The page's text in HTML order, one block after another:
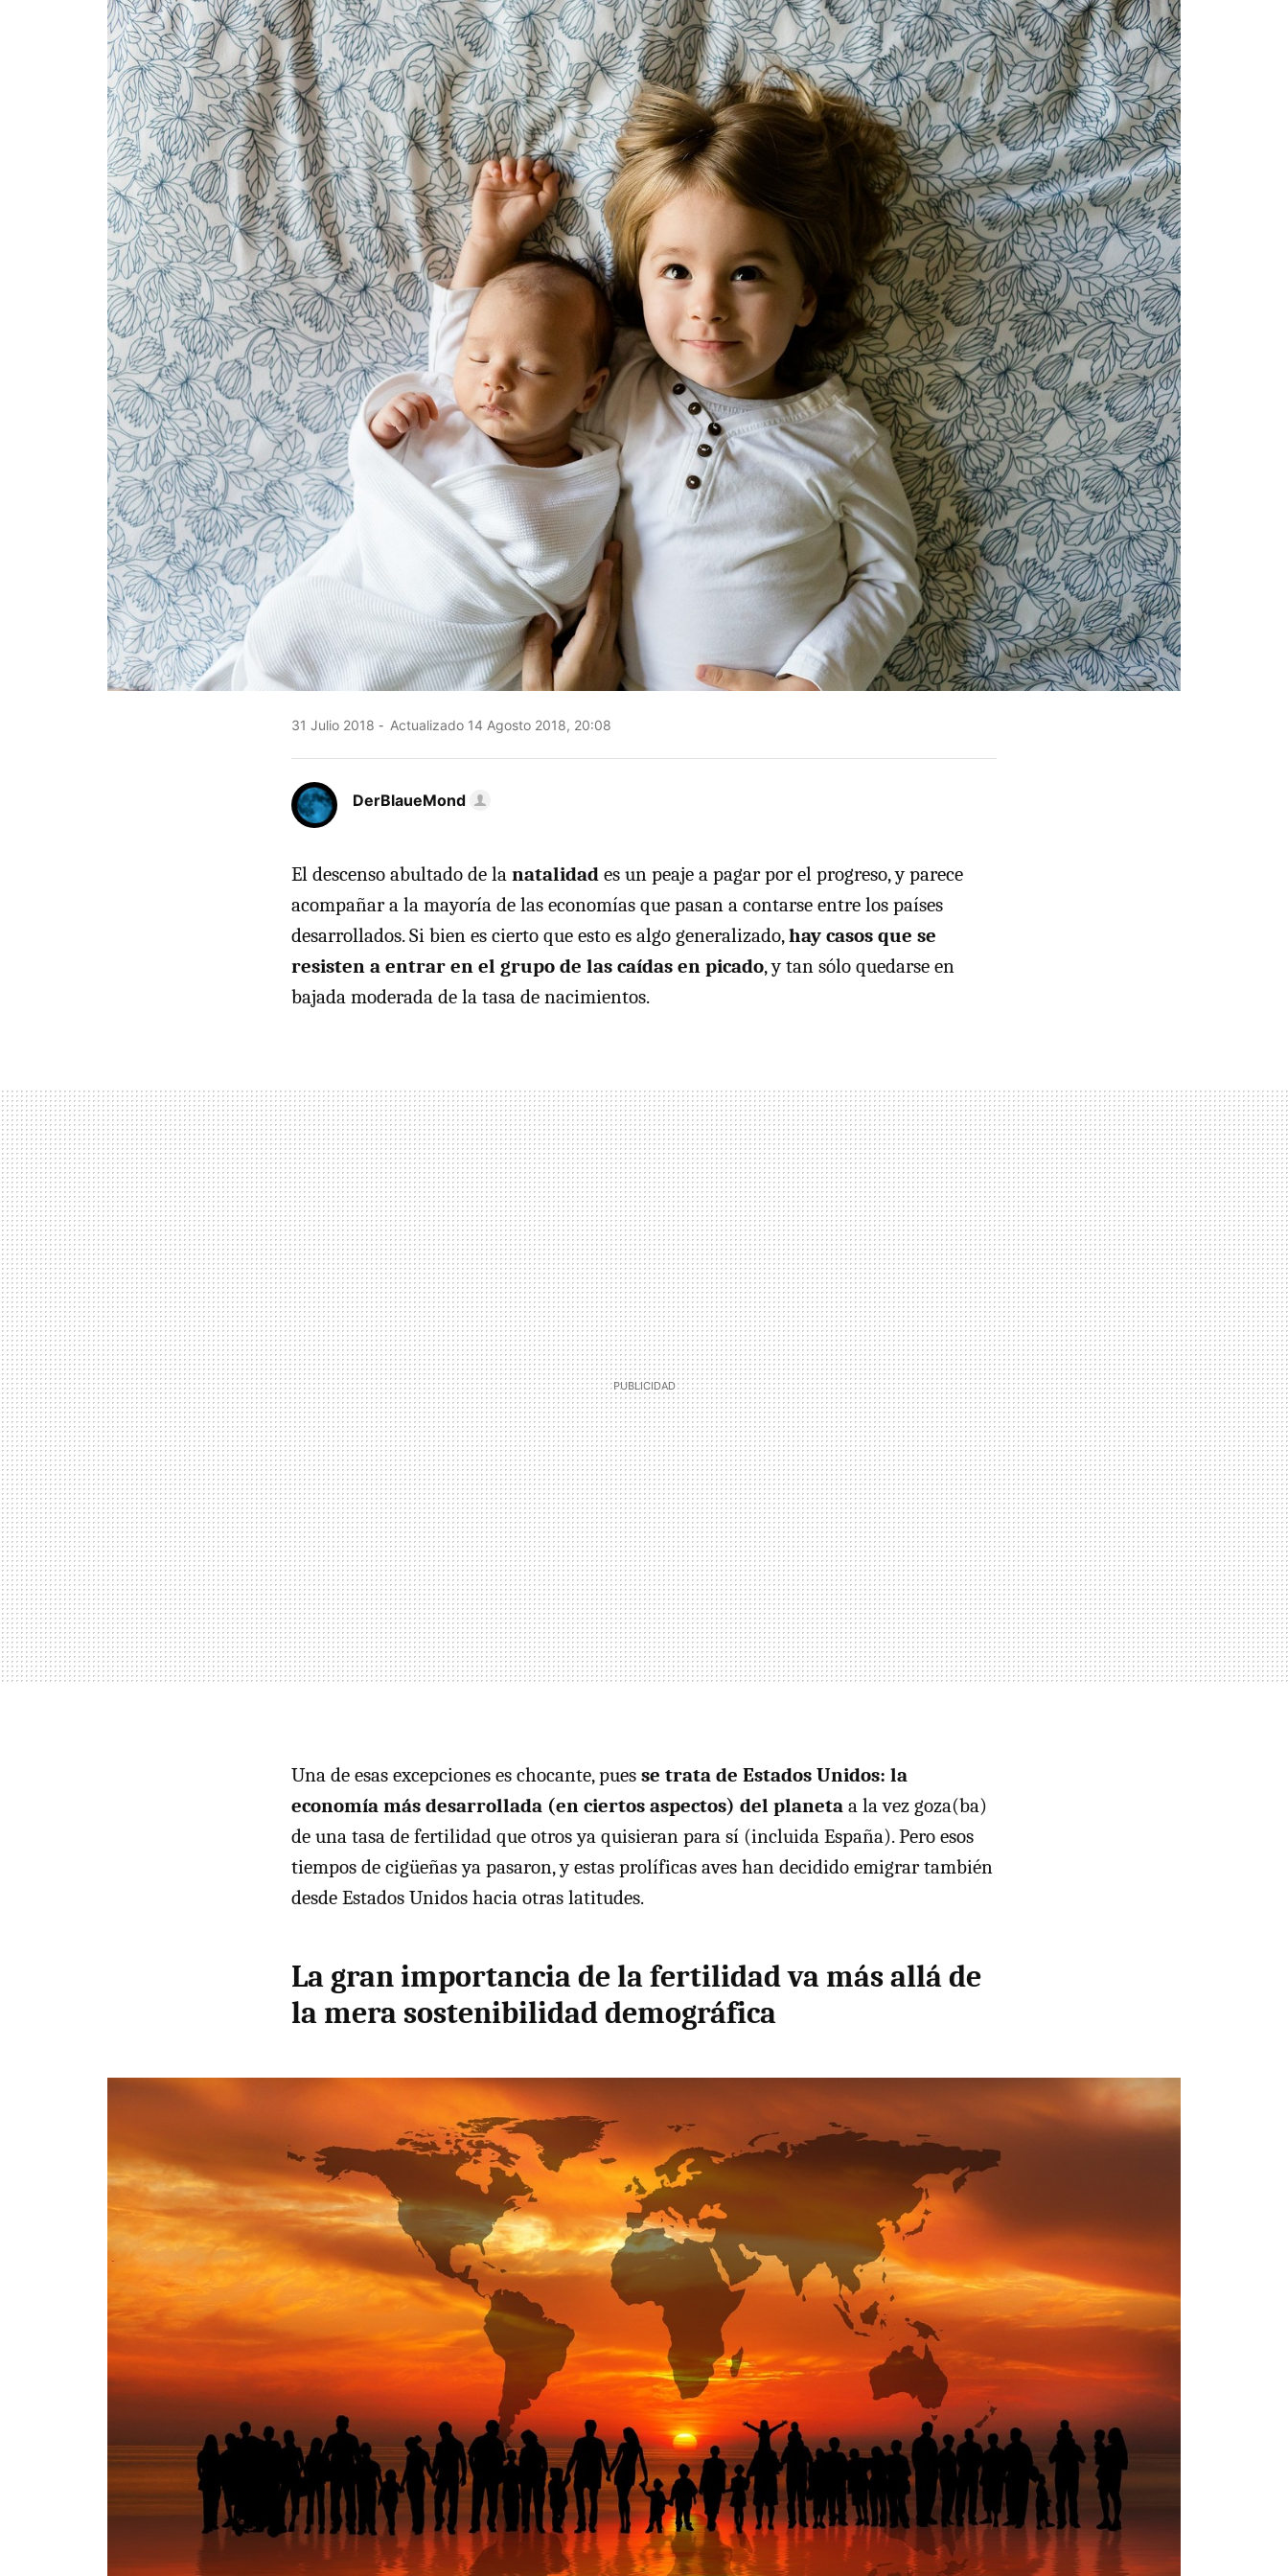
31 Julio 2018 Actualizado 14 Agosto 2018, 20:08
DerBlaueMond
El descenso abultado de la natalidad es un peaje a pagar por el progreso, y parece
acompañar a la mayoría de las economías que pasan a contarse entre los países
desarrollados. Si bien es cierto que esto es algo generalizado,hay casos que se
resisten a entrar en el grupo de las caídas en picado, y tan sólo quedarse en
bajada moderada de la tasa de nacimientos.
Una de esas excepciones es chocante, pues se trata de Estados Unidos: la
economía más desarrollada (en ciertos aspectos) del planeta a la vez goza(ba)
de una tasa de fertilidad que otros ya quisieran para sí (incluida España). Pero esos
tiempos de cigüeñas ya pasaron, y estas prolíficas aves han decidido emigrar también
desde Estados Unidos hacia otras latitudes.
La gran importancia de la fertilidad va más allá de
la mera sostenibilidad demográfica